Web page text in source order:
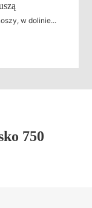
w dolinie...
750